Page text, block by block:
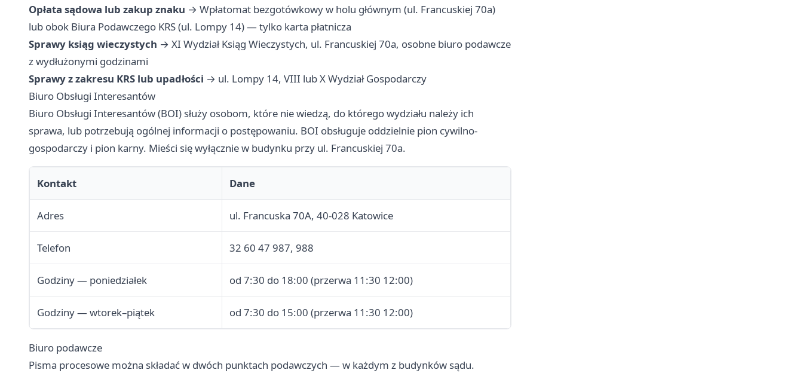
Opłata sądowa lub zakup znaku → Wpłatomat bezgotówkowy w holu głównym (ul. Francuskiej 70a)
lub obok Biura Podawczego KRS (ul. Lompy 14) — tylko karta płatnicza
Sprawy ksiąg wieczystych → XI Wydział Ksiąg Wieczystych, ul. Francuskiej 70a, osobne biuro podawcze
z wydłużonymi godzinami
Sprawy z zakresu KRS lub upadłości → ul. Lompy 14, VIII lub X Wydział Gospodarczy
Biuro Obsługi Interesantów
Biuro Obsługi Interesantów (BOI) służy osobom, które nie wiedzą, do którego wydziału należy ich
sprawa, lub potrzebują ogólnej informacji o postępowaniu. BOI obsługuje oddzielnie pion cywilno-
gospodarczy i pion karny. Mieści się wyłącznie w budynku przy ul. Francuskiej 70a.
Kontakt Dane
Adres ul. Francuska 70A, 40-028 Katowice
Telefon 32 60 47 987, 988
Godziny — poniedziałek od 7:30 do 18:00 (przerwa 11:30 12:00)
Godziny — wtorek–piątek od 7:30 do 15:00 (przerwa 11:30 12:00)
Biuro podawcze
Pisma procesowe można składać w dwóch punktach podawczych — w każdym z budynków sądu.